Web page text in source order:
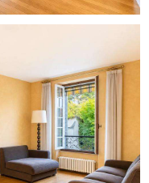
restant proche des
établissements
l'attrait du secteur.
Macé se trouve à
élémentaire
- Eaubonne à